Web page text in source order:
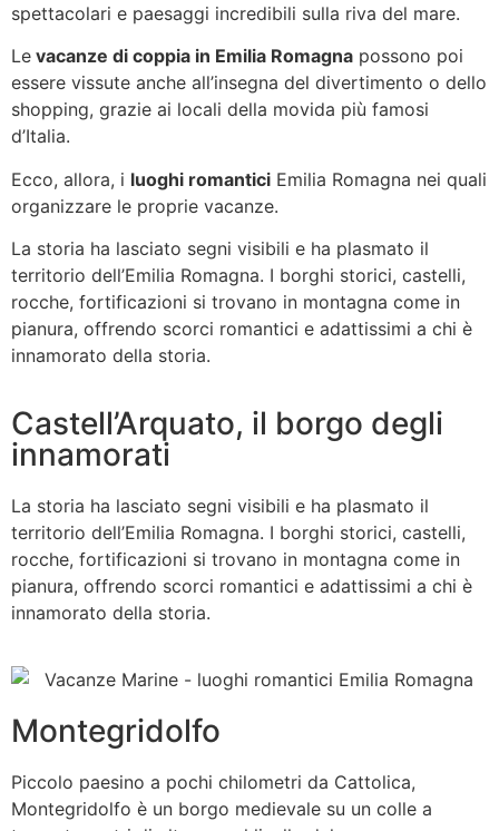
spettacolari e paesaggi incredibili sulla riva del mare.
Le vacanze di coppia in Emilia Romagna possono poi
essere vissute anche all’insegna del divertimento o dello
shopping, grazie ai locali della movida più famosi
d’Italia.
Ecco, allora, i luoghi romantici Emilia Romagna nei quali
organizzare le proprie vacanze.
La storia ha lasciato segni visibili e ha plasmato il
territorio dell’Emilia Romagna. I borghi storici, castelli,
rocche, fortificazioni si trovano in montagna come in
pianura, offrendo scorci romantici e adattissimi a chi è
innamorato della storia.
Castell’Arquato, il borgo degli
innamorati
La storia ha lasciato segni visibili e ha plasmato il
territorio dell’Emilia Romagna. I borghi storici, castelli,
rocche, fortificazioni si trovano in montagna come in
pianura, offrendo scorci romantici e adattissimi a chi è
innamorato della storia.
Montegridolfo
Piccolo paesino a pochi chilometri da Cattolica,
Montegridolfo è un borgo medievale su un colle a